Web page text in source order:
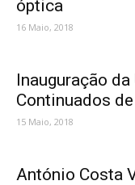
óptica
16 Maio, 2018
Inauguração
Continuados
15 Maio, 2018
António Costa